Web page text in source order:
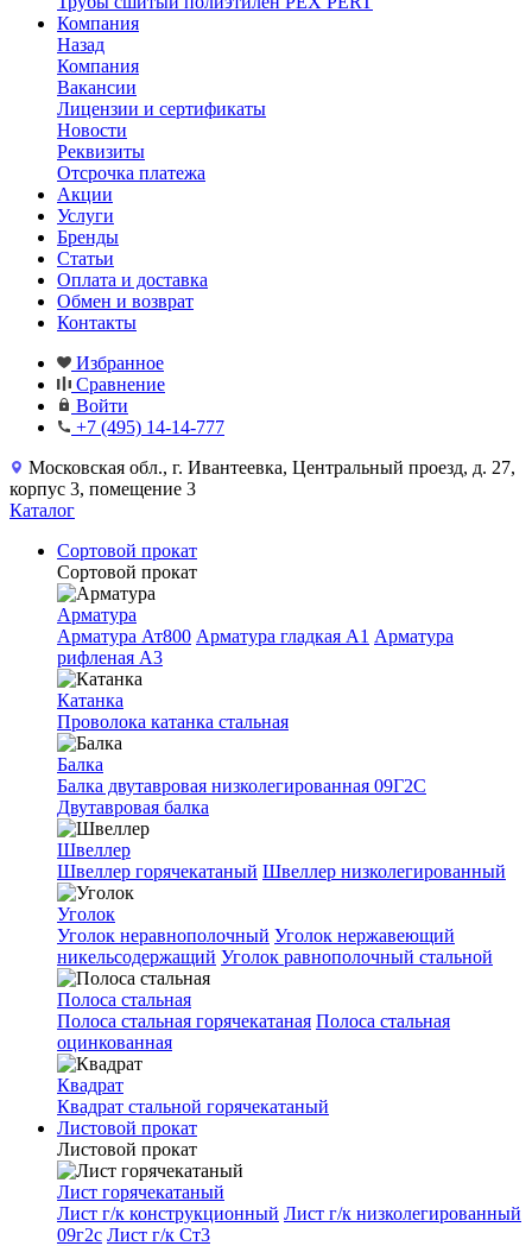
Компания
Назад
Компания
Вакансии
Лицензии и сертификаты
Новости
Реквизиты
Отсрочка платежа
Акции
Услуги
Бренды
Статьи
Оплата и доставка
Обмен и возврат
Контакты
Избранное
Сравнение
Войти
+7 (495) 14-14-777
Московская обл., г. Ивантеевка, Центральный проезд, д. 27,
корпус 3, помещение 3
Каталог
Сортовой прокат
Сортовой прокат
Арматура
Арматура Ат800 Арматура гладкая A1 Арматура
рифленая A3
Катанка
Проволока катанка стальная
Балка
Балка двутавровая низколегированная 09Г2С
Двутавровая балка
Швеллер
Швеллер горячекатаный Швеллер низколегированный
Уголок
Уголок неравнополочный Уголок нержавеющий
никельсодержащий Уголок равнополочный стальной
Полоса стальная
Полоса стальная горячекатаная Полоса стальная
оцинкованная
Квадрат
Квадрат стальной горячекатаный
Листовой прокат
Листовой прокат
Лист горячекатаный
Лист г/к конструкционный Лист г/к низколегированный
09г2с Лист г/к Ст3